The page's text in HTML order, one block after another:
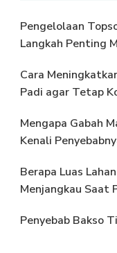
Pengelolaan
Langkah Penting
Cara
Padi agar Tetap
Mengapa Gabah
Kenali
Berapa Luas
Menjangkau Saat
Penyebab Bakso